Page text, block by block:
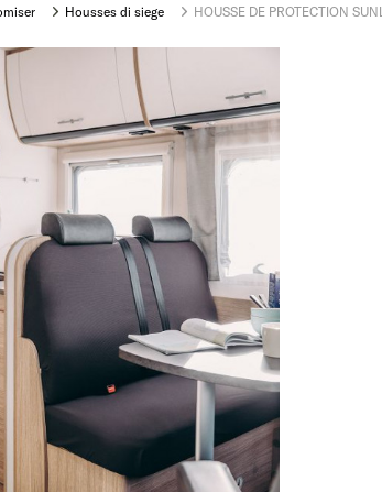
Housses di siege HOUSSE DE PROTECTION